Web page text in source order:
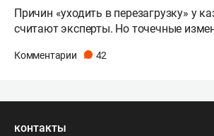
Причин «уходить в перезагрузку» у
считают эксперты. Но точечные
Комментарии 42
контакты